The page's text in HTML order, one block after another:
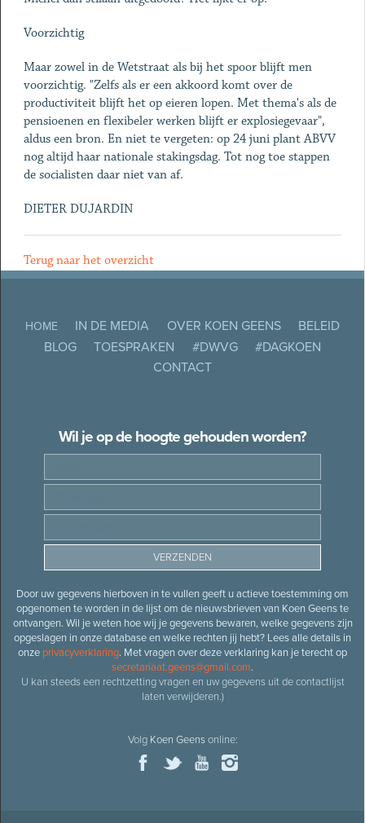
Voorzichtig
Maar zowel in de Wetstraat als bij het spoor blijft men
voorzichtig. "Zelfs als er een akkoord komt over de
productiviteit blijft het op eieren lopen. Met thema's als de
pensioenen en flexibeler werken blijft er explosiegevaar",
aldus een bron. En niet te vergeten: op 24 juni plant ABVV
nog altijd haar nationale stakingsdag. Tot nog toe stappen
de socialisten daar niet van af.
DIETER DUJARDIN
Terug naar het overzicht
HOME IN DE MEDIA OVER KOEN GEENS
BELEID
BLOG
TOESPRAKEN #DWVG
#DAGKOEN
CONTACT
Wil je op de hoogte gehouden worden?
Door uw gegevens hierboven in te vullen geeft u actieve toestemming om
opgenomen te worden in de lijst om de nieuwsbrieven van Koen Geens te
ontvangen. Wil je weten hoe wij je gegevens bewaren, welke gegevens zijn
opgeslagen in onze database en welke rechten jij hebt? Lees alle details in
onze privacyverklaring. Met vragen over deze verklaring kan je terecht op
secretariaat.geens@gmail.com.
U kan steeds een rechtzetting vragen en uw gegevens uit de contactlijst
laten verwijderen.)
Volg Koen Geensonline: